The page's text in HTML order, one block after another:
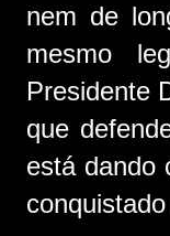
nem de
mesmo
Presidente
que
está dando